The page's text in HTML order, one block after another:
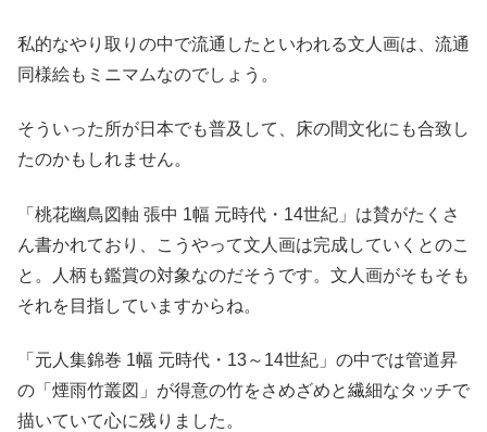
私的なやり取りの中で流通したといわれる文人画は、流通
同様絵もミニマムなのでしょう。
そういった所が日本でも普及して、床の間文化にも合致し
たのかもしれません。
「桃花幽鳥図軸 張中 1幅 元時代・14世紀」は賛がたくさ
ん書かれており、こうやって文人画は完成していくとのこ
と。人柄も鑑賞の対象なのだそうです。文人画がそもそも
それを目指していますからね。
「元人集錦巻 1幅 元時代・13～14世紀」の中では管道昇
の「煙雨竹叢図」が得意の竹をさめざめと繊細なタッチで
描いていて心に残りました。